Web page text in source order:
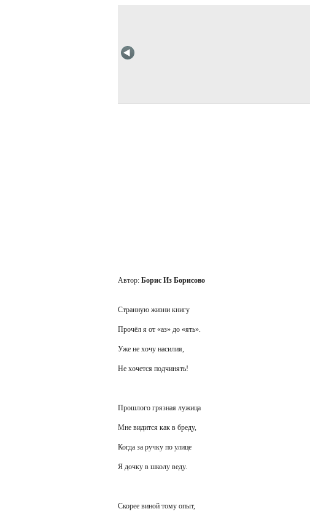
Автор: Борис Из Борисово
Странную жизни книгу
Прочёл я от «аз» до «ять».
Уже не хочу насилия,
Не хочется подчинять!
Прошлого грязная лужица
Мне видится как в бреду,
Когда за ручку по улице
Я дочку в школу веду.
Скорее виной тому опыт,